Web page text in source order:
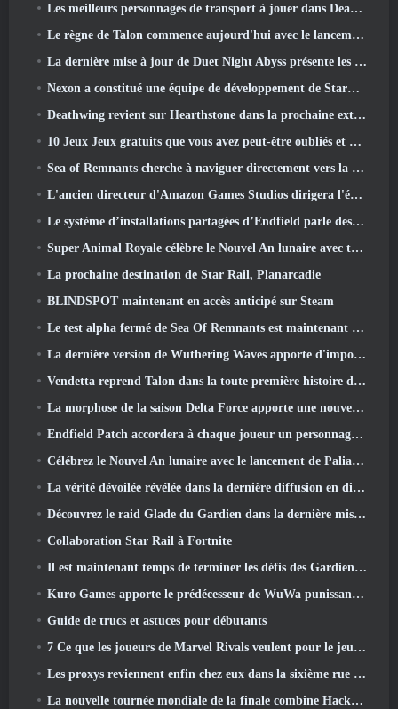
Les meilleurs personnages de transport à jouer dans Deadlock
Le règne de Talon commence aujourd'hui avec le lancement de la saison Overwatch 1: Conquête
La dernière mise à jour de Duet Night Abyss présente les montures
Nexon a constitué une équipe de développement de StarCraft Shooter selon un rapport du magasin coréen
Deathwing revient sur Hearthstone dans la prochaine extension Cataclysm
10 Jeux Jeux gratuits que vous avez peut-être oubliés et qui participent au PvP Fest de Steam
Sea of ​​Remnants cherche à naviguer directement vers la grandeur
L'ancien directeur d'Amazon Games Studios dirigera l'édition occidentale d'Aion 2
Le système d’installations partagées d’Endfield parle des joueurs
Super Animal Royale célèbre le Nouvel An lunaire avec trois semaines d'événements Super Horse
La prochaine destination de Star Rail, Planarcadie
BLINDSPOT maintenant en accès anticipé sur Steam
Le test alpha fermé de Sea Of Remnants est maintenant en ligne
La dernière version de Wuthering Waves apporte d'importantes baisses de savoir et des changements de qualité de vie
Vendetta reprend Talon dans la toute première histoire d'un an dans Overwatch (Pas de "2", Blizzard abandonne ça)
La morphose de la saison Delta Force apporte une nouvelle carte, Modes, Et améliorations demandées par les joueurs
Endfield Patch accordera à chaque joueur un personnage six étoiles gratuit de son choix
Célébrez le Nouvel An lunaire avec le lancement de Palia's Winter Wonder: Mise à jour du Nouvel An de Riffrocin
La vérité dévoilée révélée dans la dernière diffusion en direct
Découvrez le raid Glade du Gardien dans la dernière mise à jour de Guild Wars 2, à partir d'aujourd'hui
Collaboration Star Rail à Fortnite
Il est maintenant temps de terminer les défis des Gardiens de la Flamme sur Path of Exile pendant Legacy Of Phrecia
Kuro Games apporte le prédécesseur de WuWa punissant Grey Raven sur Steam
Guide de trucs et astuces pour débutants
7 Ce que les joueurs de Marvel Rivals veulent pour le jeu 2026
Les proxys reviennent enfin chez eux dans la sixième rue dans la version Zenless Zone Zero 2.6 Mise à jour
La nouvelle tournée mondiale de la finale combine Hackout et lasers orbitaux